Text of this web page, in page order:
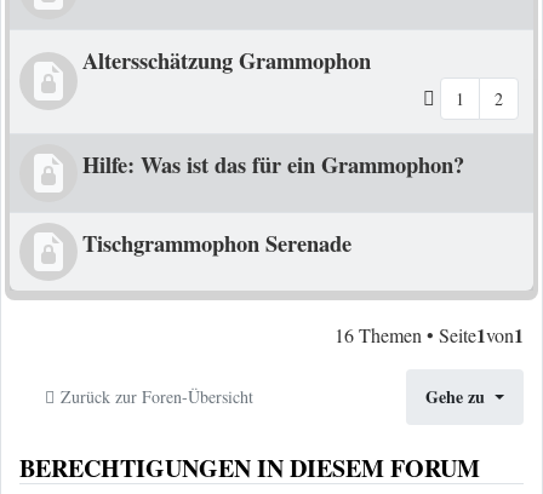
Altersschätzung Grammophon
1 2
Hilfe: Was ist das für ein Grammophon?
Tischgrammophon Serenade
16 Themen • Seite1von1
Zurück zur Foren-Übersicht Gehe zu
BERECHTIGUNGEN IN DIESEM FORUM